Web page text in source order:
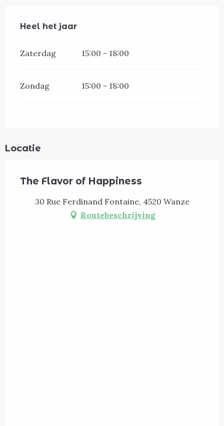
Heel het jaar
Heel het jaar
Zaterdag 15:00 - 18:00
Zondag 15:00 - 18:00
Locatie
The Flavor of Happiness
30 Rue Ferdinand Fontaine, 4520 Wanze
Routebeschrijving